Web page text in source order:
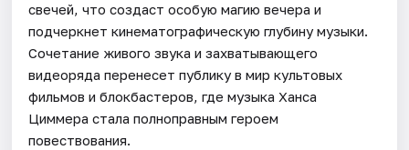
свечей, что создаст особую магию вечера и
подчеркнет кинематографическую глубину музыки.
Сочетание живого звука и захватывающего
видеоряда перенесет публику в мир культовых
фильмов и блокбастеров, где музыка Ханса
Циммера стала полноправным героем
повествования.